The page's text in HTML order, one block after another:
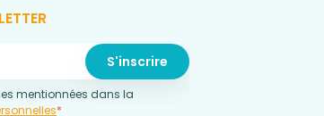
mentionnées dans la
*